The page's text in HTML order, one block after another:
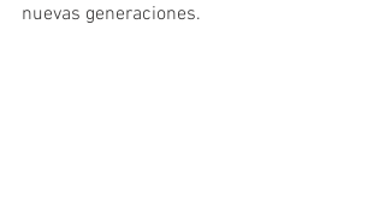
nuevas generaciones.